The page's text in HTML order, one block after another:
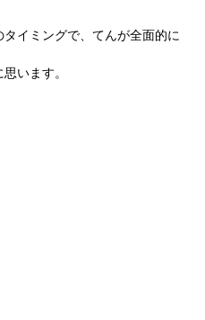
イミングで、てんが全面的に
います。